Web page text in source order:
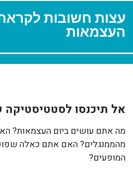
עצות חשובות לקראת
העצמאות
אל תיכנסו לסטטיסטיקה
מה אתם עושים ביום העצמאות?
מהממנגלים? האם אתם כאלה
המופעים?